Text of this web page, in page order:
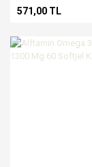
571,00 TL